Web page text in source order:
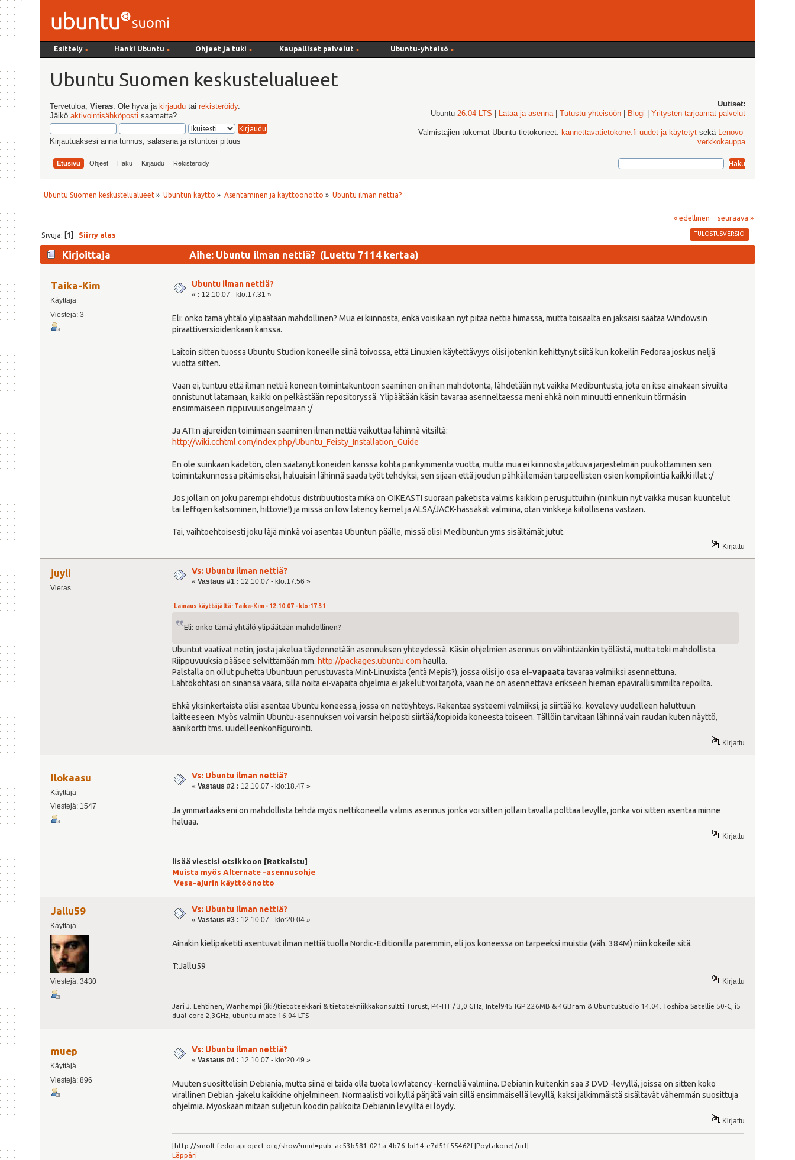
Esittely ► Hanki Ubuntu ► Ohjeet ja tuki ► Kaupalliset palvelut ► Ubuntu-yhteisö ►
Ubuntu Suomen keskustelualueet
Tervetuloa, Vieras. Ole hyvä ja kirjaudutai rekisteröidy.
Jäikö aktivointisähköposti saamatta?
Kirjautuaksesi anna tunnus, salasana ja istuntosi pituus
Uutiset:
Ubuntu26.04 LTS Lataa ja asenna|Tutustu yhteisöön Blogi |Yritysten tarjoamat palvelut
Valmistajien tukemat Ubuntu-tietokoneet: kannettavatietokone.fi uudet ja käytetyt sekä Lenovo-
verkkokauppa
Etusivu Ohjeet Haku Kirjaudu Rekisteröidy
Ubuntu Suomen keskustelualueet » Ubuntun käyttö » Asentaminen ja käyttöönotto » Ubuntu ilman nettiä?
« edellinen seuraava »
TULOSTUSVERSIO
Sivuja: [1] Siirry alas
Kirjoittaja Aihe: Ubuntu ilman nettiä? (Luettu 7114 kertaa)
Taika-Kim
Käyttäjä
Viestejä: 3
Ubuntu ilman nettiä?
« : 12.10.07 - klo:17.31 »
Eli: onko tämä yhtälö ylipäätään mahdollinen? Mua ei kiinnosta, enkä voisikaan nyt pitää nettiä himassa, mutta toisaalta en jaksaisi säätää Windowsin
piraattiversioidenkaan kanssa.
Laitoin sitten tuossa Ubuntu Studion koneelle siinä toivossa, että Linuxien käytettävyys olisi jotenkin kehittynyt siitä kun kokeilin Fedoraa joskus neljä
vuotta sitten.
Vaan ei, tuntuu että ilman nettiä koneen toimintakuntoon saaminen on ihan mahdotonta, lähdetään nyt vaikka Medibuntusta, jota en itse ainakaan sivuilta
onnistunut latamaan, kaikki on pelkästään repositoryssä. Ylipäätään käsin tavaraa asenneltaessa meni ehkä noin minuutti ennenkuin törmäsin
ensimmäiseen riippuvuusongelmaan :/
Ja ATI:n ajureiden toimimaan saaminen ilman nettiä vaikuttaa lähinnä vitsiltä:
http://wiki.cchtml.com/index.php/Ubuntu_Feisty_Installation_Guide
En ole suinkaan kädetön, olen säätänyt koneiden kanssa kohta parikymmentä vuotta, mutta mua ei kiinnosta jatkuva järjestelmän puukottaminen sen
toimintakunnossa pitämiseksi, haluaisin lähinnä saada työt tehdyksi, sen sijaan että joudun pähkäilemään tarpeellisten osien kompilointia kaikki illat :/
Jos jollain on joku parempi ehdotus distribuutiosta mikä on OIKEASTI suoraan paketista valmis kaikkiin perusjuttuihin (niinkuin nyt vaikka musan kuuntelut
tai leffojen katsominen, hittovie!) ja missä on low latency kernel ja ALSA/JACK-hässäkät valmiina, otan vinkkejä kiitollisena vastaan.
Tai, vaihtoehtoisesti joku läjä minkä voi asentaa Ubuntun päälle, missä olisi Medibuntun yms sisältämät jutut.
Kirjattu
juyli
Vieras
Vs: Ubuntu ilman nettiä?
«Vastaus #1 : 12.10.07 - klo:17.56 »
Lainaus käyttäjältä: Taika-Kim - 12.10.07 - klo:17.31
Eli: onko tämä yhtälö ylipäätään mahdollinen?
Ubuntut vaativat netin, josta jakelua täydennetään asennuksen yhteydessä. Käsin ohjelmien asennus on vähintäänkin työlästä, mutta toki mahdollista.
Riippuvuuksia pääsee selvittämään mm. http://packages.ubuntu.com haulla.
Palstalla on ollut puhetta Ubuntuun perustuvasta Mint-Linuxista (entä Mepis?), jossa olisi jo osa ei-vapaatatavaraa valmiiksi asennettuna.
Lähtökohtasi on sinänsä väärä, sillä noita ei-vapaita ohjelmia ei jakelut voi tarjota, vaan ne on asennettava erikseen hieman epävirallisimmilta repoilta.
Ehkä yksinkertaista olisi asentaa Ubuntu koneessa, jossa on nettiyhteys. Rakentaa systeemi valmiiksi, ja siirtää ko. kovalevy uudelleen haluttuun
laitteeseen. Myös valmiin Ubuntu-asennuksen voi varsin helposti siirtää/kopioida koneesta toiseen. Tällöin tarvitaan lähinnä vain raudan kuten näyttö,
äänikortti tms. uudelleenkonfigurointi.
Kirjattu
Ilokaasu
Käyttäjä
Viestejä: 1547
Vs: Ubuntu ilman nettiä?
«Vastaus #2 : 12.10.07 - klo:18.47 »
Ja ymmärtääkseni on mahdollista tehdä myös nettikoneella valmis asennus jonka voi sitten jollain tavalla polttaa levylle, jonka voi sitten asentaa minne
haluaa.
Kirjattu
lisää viestisi otsikkoon [Ratkaistu]
Muista myös Alternate -asennusohje
Vesa-ajurin käyttöönotto
Jallu59
Käyttäjä
Viestejä: 3430
Vs: Ubuntu ilman nettiä?
«Vastaus #3 : 12.10.07 - klo:20.04 »
Ainakin kielipaketiti asentuvat ilman nettiä tuolla Nordic-Editionilla paremmin, eli jos koneessa on tarpeeksi muistia (väh. 384M) niin kokeile sitä.
T:Jallu59
Kirjattu
Jari J. Lehtinen, Wanhempi (iki?)tietoteekkari & tietotekniikkakonsultti Turust, P4-HT / 3,0 GHz, Intel945 IGP 226MB & 4GBram & UbuntuStudio 14.04. Toshiba Satellie 50-C, i5
dual-core 2,3GHz, ubuntu-mate 16.04 LTS
muep
Käyttäjä
Viestejä: 896
Vs: Ubuntu ilman nettiä?
«Vastaus #4 : 12.10.07 - klo:20.49 »
Muuten suosittelisin Debiania, mutta siinä ei taida olla tuota lowlatency -kerneliä valmiina. Debianin kuitenkin saa 3 DVD -levyllä, joissa on sitten koko
virallinen Debian -jakelu kaikkine ohjelmineen. Normaalisti voi kyllä pärjätä vain sillä ensimmäisellä levyllä, kaksi jälkimmäistä sisältävät vähemmän suosittuja
ohjelmia. Myöskään mitään suljetun koodin palikoita Debianin levyiltä ei löydy.
Kirjattu
[http://smolt.fedoraproject.org/show?uuid=pub_ac53b581-021a-4b76-bd14-e7d51f55462f]Pöytäkone[/url]
Läppäri